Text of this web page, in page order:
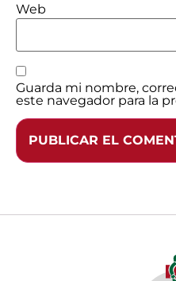
Web
Guarda mi nombre,
este navegador para la